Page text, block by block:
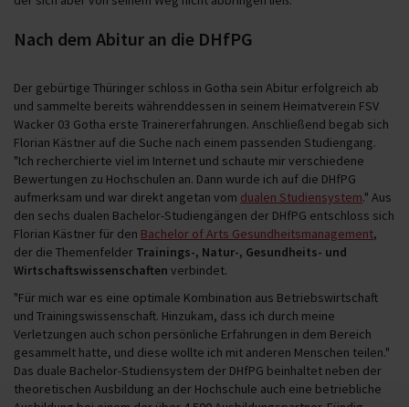
Nach dem Abitur an die DHfPG
Der gebürtige Thüringer schloss in Gotha sein Abitur erfolgreich ab
und sammelte bereits währenddessen in seinem Heimatverein FSV
Wacker 03 Gotha erste Trainererfahrungen. Anschließend begab sich
Florian Kästner auf die Suche nach einem passenden Studiengang.
"Ich recherchierte viel im Internet und schaute mir verschiedene
Bewertungen zu Hochschulen an. Dann wurde ich auf die DHfPG
aufmerksam und war direkt angetan vom dualen Studiensystem." Aus
den sechs dualen Bachelor-Studiengängen der DHfPG entschloss sich
Florian Kästner für den Bachelor of Arts Gesundheitsmanagement,
der die Themenfelder Trainings-, Natur-, Gesundheits- und
Wirtschaftswissenschaften verbindet.
"Für mich war es eine optimale Kombination aus Betriebswirtschaft
und Trainingswissenschaft. Hinzukam, dass ich durch meine
Verletzungen auch schon persönliche Erfahrungen in dem Bereich
gesammelt hatte, und diese wollte ich mit anderen Menschen teilen."
Das duale Bachelor-Studiensystem der DHfPG beinhaltet neben der
theoretischen Ausbildung an der Hochschule auch eine betriebliche